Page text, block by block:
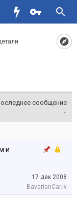
сообщение
↓
и
17 дек 2008
BavarianCar.lv